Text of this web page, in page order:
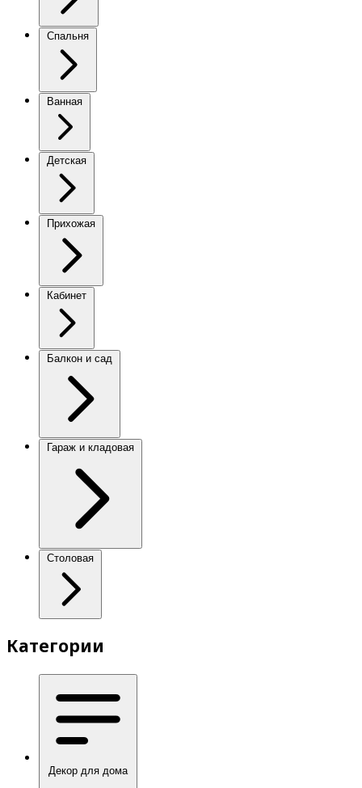
Спальня
Ванная
Детская
Прихожая
Кабинет
Балкон и сад
Гараж и кладовая
Столовая
Категории
Декор для дома